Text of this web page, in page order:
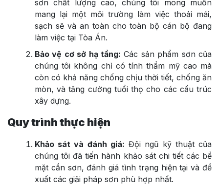
sơn chất lượng cao, chúng tôi mong muốn
mang lại một môi trường làm việc thoải mái,
sạch sẽ và an toàn cho toàn bộ cán bộ đang
làm việc tại Tòa Án.
Bảo vệ cơ sở hạ tầng: Các sản phẩm sơn của
chúng tôi không chỉ có tính thẩm mỹ cao mà
còn có khả năng chống chịu thời tiết, chống ăn
mòn, và tăng cường tuổi thọ cho các cấu trúc
xây dựng.
Quy trình thực hiện
Khảo sát và đánh giá: Đội ngũ kỹ thuật của
chúng tôi đã tiến hành khảo sát chi tiết các bề
mặt cần sơn, đánh giá tình trạng hiện tại và đề
xuất các giải pháp sơn phù hợp nhất.